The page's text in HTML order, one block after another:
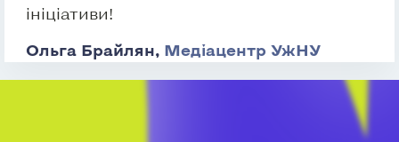
ініціативи!
Ольга Брайлян, Медіацентр УжНУ